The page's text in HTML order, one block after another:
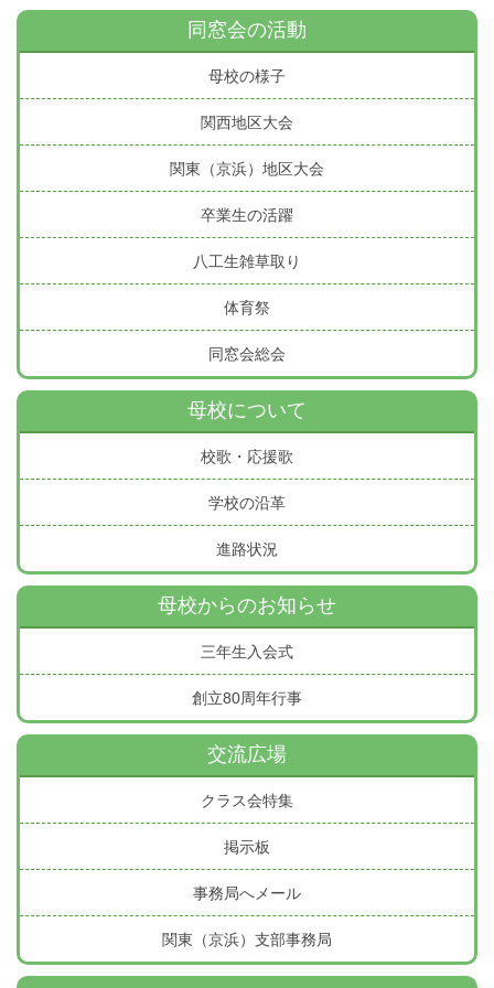
同窓会の活動
母校の様子
関西地区大会
関東（京浜）地区大会
卒業生の活躍
八工生雑草取り
体育祭
同窓会総会
母校について
校歌・応援歌
学校の沿革
進路状況
母校からのお知らせ
三年生入会式
創立80周年行事
交流広場
クラス会特集
掲示板
事務局へメール
関東（京浜）支部事務局